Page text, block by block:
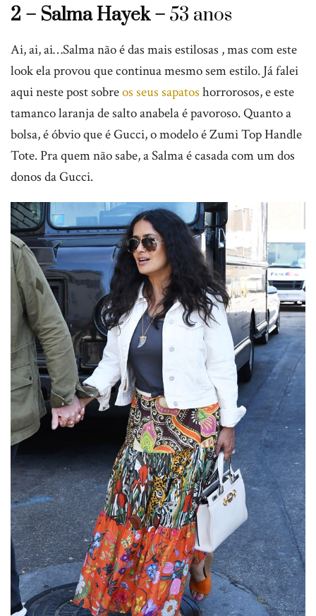
2 – Salma Hayek – 53 anos
Ai, ai, ai…Salma não é das mais estilosas , mas com este
look ela provou que continua mesmo sem estilo. Já falei
aqui neste post sobreos seus sapatos horrorosos, e este
tamanco laranja de salto anabela é pavoroso. Quanto a
bolsa, é óbvio que é Gucci, o modelo é Zumi Top Handle
Tote. Pra quem não sabe, a Salma é casada com um dos
donos da Gucci.